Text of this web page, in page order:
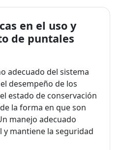
en el uso y
de puntales
adecuado del sistema
desempeño de los
estado de conservación
la forma en que son
manejo adecuado
mantiene la seguridad